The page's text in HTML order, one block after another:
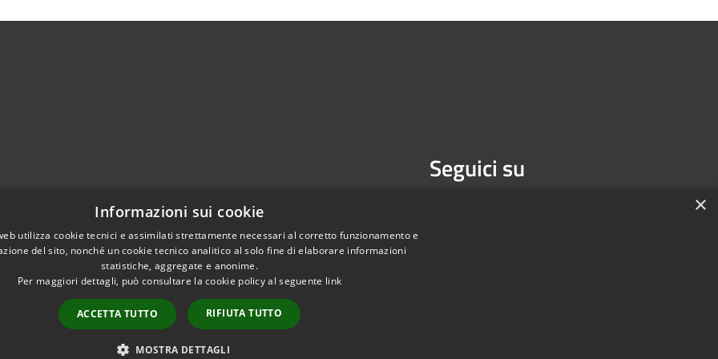
Seguici su
Copyright © 2026 • Comune di Isernia • Powered by
×
Informazioni sui cookie
utilizza cookie tecnici e assimilati strettamente necessari al corretto funzionamento e
del sito, nonché un cookie tecnico analitico al solo fine di elaborare informazioni
statistiche, aggregate e anonime.
Per maggiori dettagli, può consultare la cookie policy al seguente link
ACCETTA TUTTO RIFIUTA TUTTO
MOSTRA DETTAGLI